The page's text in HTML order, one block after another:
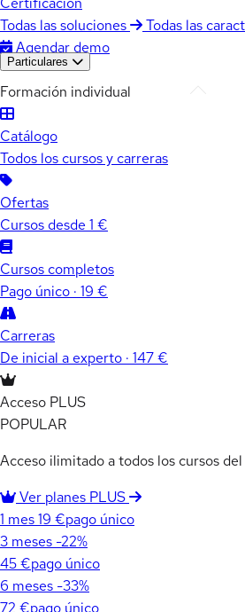
Todas las soluciones
Todas las
Agendar demo
Particulares
Formación individual
Catálogo
Todos los cursos y carreras
Ofertas
Cursos desde 1 €
Cursos completos
Pago único · 19 €
Carreras
De inicial a experto · 147 €
Acceso PLUS
POPULAR
Acceso ilimitado a todos los cursos
Ver planes PLUS
1 mes19 €pago único
3 meses -22%
45 €pago único
6 meses -33%
72 €pago único